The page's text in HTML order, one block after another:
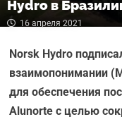
Hydro в
16 апреля 2021
Norsk Hydro
взаимопонимании (
для обеспечения
Alunorte с целью